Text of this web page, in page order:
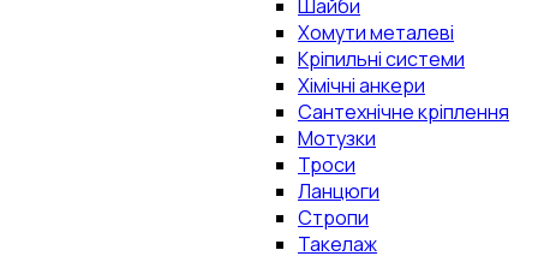
Шайби
Хомути металеві
Кріпильні системи
Хімічні анкери
Сантехнічне кріплення
Мотузки
Троси
Ланцюги
Стропи
Такелаж